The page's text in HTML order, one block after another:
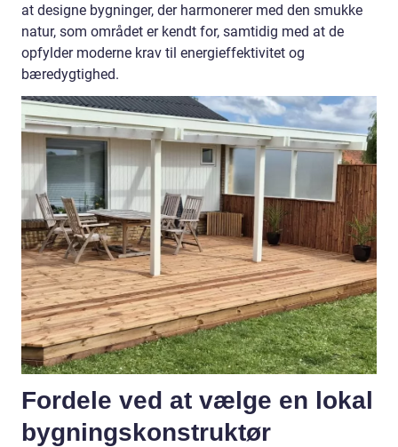
at designe bygninger, der harmonerer med den smukke
natur, som området er kendt for, samtidig med at de
opfylder moderne krav til energieffektivitet og
bæredygtighed.
Fordele ved at vælge en lokal
bygningskonstruktør